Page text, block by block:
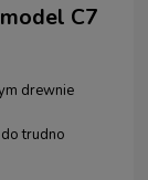
C7
drewnie
trudno